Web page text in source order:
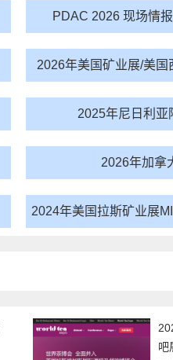
​PDAC 2026 现场情
2026年美国矿业展/美
2025年尼日利亚
2026年加拿
2024年美国拉斯矿业展
吧